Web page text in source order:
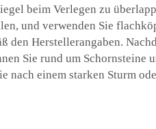
beim Verlegen zu
und verwenden Sie
den Herstellerangaben.
Sie rund um
nach einem starken Sturm